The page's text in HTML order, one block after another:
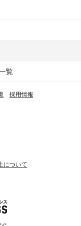
覧
採用情報
について